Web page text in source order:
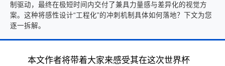
制驱动，最终在极短时间内交付了兼具力量感与差异化的视觉方
案。这种将感性设计“工程化”的冲刺机制具体如何落地？下文为您
逐一拆解。
本文作者将带着大家来感受其在这次世界杯